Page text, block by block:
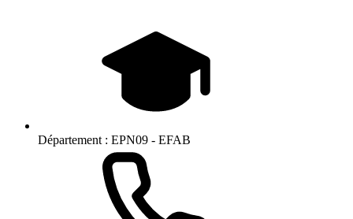
Département : EPN09 - EFAB